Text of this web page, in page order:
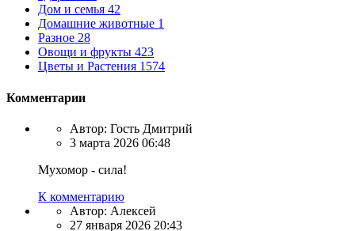
Дом и семья 42
Домашние животные 1
Разное 28
Овощи и фрукты 423
Цветы и Растения 1574
Комментарии
Автор: Гость Дмитрий
3 марта 2026 06:48
Мухомор - сила!
К комментарию
Автор: Алексей
27 января 2026 20:43